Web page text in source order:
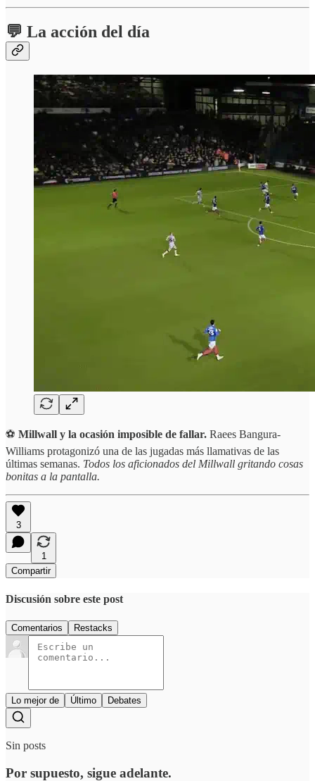
💬 La acción del día
⚽ Millwall y la ocasión imposible de fallar. Raees Bangura-
Williams protagonizó una de las jugadas más llamativas de las
últimas semanas. Todos los aficionados del Millwall gritando cosas
bonitas a la pantalla.
3
1
Compartir
Discusión sobre este post
Comentarios Restacks
Lo mejor de Último Debates
Sin posts
Por supuesto, sigue adelante.